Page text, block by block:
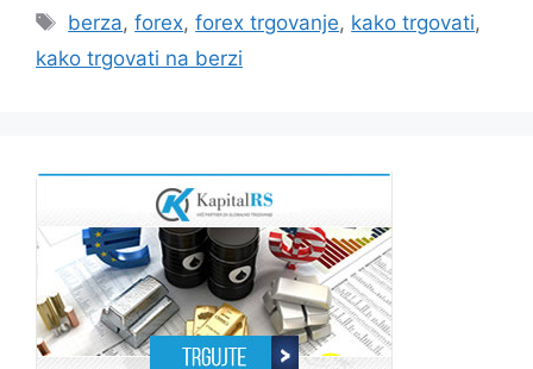
Tags
berza,forex,forex trgovanje, kako trgovati,
kako trgovati na berzi